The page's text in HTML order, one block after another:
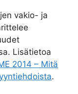
vakio- ja
Lisätietoa
2014 – Mitä
.